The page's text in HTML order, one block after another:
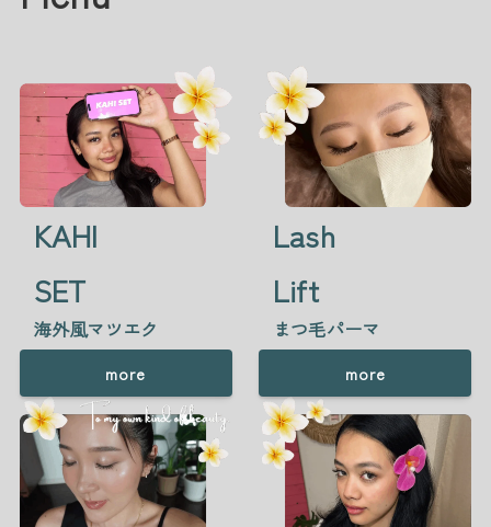
KAHI
SET
海外風マツエク
more
Lash
Lift
まつ毛パーマ
more